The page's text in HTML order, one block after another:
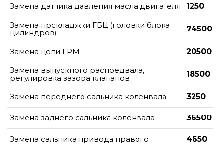
Замена датчика давления масла двигателя
1250
Замена прокладжки ГБЦ (головки блока
цилиндров)
74500
Замена цепи ГРМ
20500
Замена выпускного распредвала,
регулировка зазора клапанов
18500
Замена переднего сальника коленвала 3250
Замена заднего сальника коленвала 36500
Замена сальника привода правого 4650